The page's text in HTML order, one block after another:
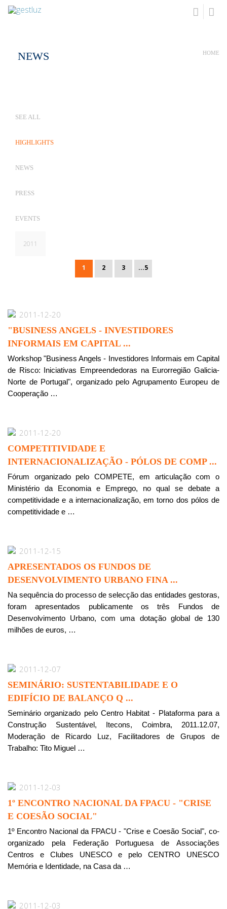
NEWS HOME
SEE ALL
HIGHLIGHTS
NEWS
PRESS
EVENTS
2011
1 2 3 ...5
2011-12-20
"BUSINESS ANGELS - INVESTIDORES
INFORMAIS EM CAPITAL ...
Workshop "Business Angels - Investidores Informais em Capital
de Risco: Iniciativas Empreendedoras na Eurorregião Galicia-
Norte de Portugal", organizado pelo Agrupamento Europeu de
Cooperação …
2011-12-20
COMPETITIVIDADE E
INTERNACIONALIZAÇÃO - PÓLOS DE COMP ...
Fórum organizado pelo COMPETE, em articulação com o
Ministério da Economia e Emprego, no qual se debate a
competitividade e a internacionalização, em torno dos pólos de
competitividade e …
2011-12-15
APRESENTADOS OS FUNDOS DE
DESENVOLVIMENTO URBANO FINA ...
Na sequência do processo de selecção das entidades gestoras,
foram apresentados publicamente os três Fundos de
Desenvolvimento Urbano, com uma dotação global de 130
milhões de euros, …
2011-12-07
SEMINÁRIO: SUSTENTABILIDADE E O
EDIFÍCIO DE BALANÇO Q ...
Seminário organizado pelo Centro Habitat - Plataforma para a
Construção Sustentável, Itecons, Coimbra, 2011.12.07,
Moderação de Ricardo Luz, Facilitadores de Grupos de
Trabalho: Tito Miguel …
2011-12-03
1º ENCONTRO NACIONAL DA FPACU - "CRISE
E COESÃO SOCIAL"
1º Encontro Nacional da FPACU - "Crise e Coesão Social", co-
organizado pela Federação Portuguesa de Associações
Centros e Clubes UNESCO e pelo CENTRO UNESCO
Memória e Identidade, na Casa da …
2011-12-03